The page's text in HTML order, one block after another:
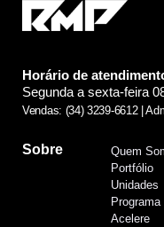
Horário de
Segunda a sexta-feira
Vendas: (34) 3239-6612 |
Sobre
Quem
Portfólio
Unidades
Programa
Acelere